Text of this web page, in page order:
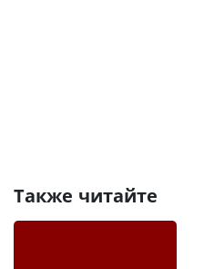
Также читайте